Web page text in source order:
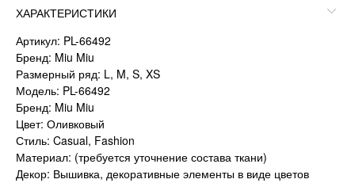
ХАРАКТЕРИСТИКИ
Артикул: PL-66492
Бренд: Miu Miu
Размерный ряд: L, M, S, XS
Модель: PL-66492
Бренд: Miu Miu
Цвет: Оливковый
Стиль: Casual, Fashion
Материал: (требуется уточнение состава ткани)
Декор: Вышивка, декоративные элементы в виде цветов